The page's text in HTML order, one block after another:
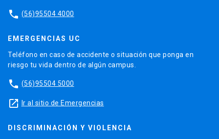
phone (56)95504 4000
EMERGENCIAS UC
Teléfono en caso de accidente o situación que ponga en
riesgo tu vida dentro de algún campus.
phone (56)95504 5000
launch Ir al sitio de Emergencias
DISCRIMINACIÓN Y VIOLENCIA